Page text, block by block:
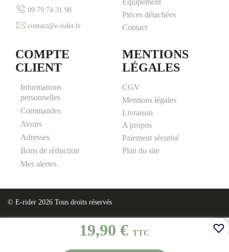
19,90 € TTC
09.79.74.31.98
contact@e-rider.fr
Equipement
Pièces détachées
Contact
COMPTE
CLIENT
Informations
personnelles
Commandes
Avoirs
Adresses
Bons de réduction
Mes alertes
MENTIONS
LÉGALES
CGV
Mentions légales
Livraison
A propos
Paiement sécurisé
Plan du site
© E-rider 2026 Tous droits réservés